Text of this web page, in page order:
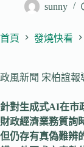
sunny
首頁 發燒快看
政風新聞 宋柏誼報
針對生成式AI在市
財政經濟業務質詢
但仍存有真偽難辨